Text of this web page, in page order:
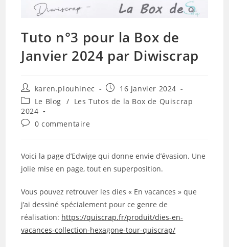
Tuto n°3 pour la Box de
Janvier 2024 par Diwiscrap
Auteur/autrice
de
la
publication :
karen.plouhinec
Publication
publiée :
16 janvier 2024
Post
category:
Le Blog / Les Tutos de la Box de Quiscrap
2024
Commentaires
publication :
0 commentaire
Voici la page d’Edwige qui donne envie d’évasion. Une
jolie mise en page, tout en superposition.
Vous pouvez retrouver les dies « En vacances » que
j’ai dessiné spécialement pour ce genre de
réalisation: https://quiscrap.fr/produit/dies-en-
vacances-collection-hexagone-tour-quiscrap/